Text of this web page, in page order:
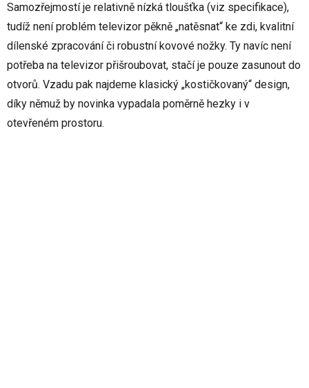
Samozřejmostí je relativně nízká tloušťka (viz specifikace),
tudíž není problém televizor pěkně „natěsnat“ ke zdi, kvalitní
dílenské zpracování či robustní kovové nožky. Ty navíc není
potřeba na televizor přišroubovat, stačí je pouze zasunout do
otvorů. Vzadu pak najdeme klasický „kostičkovaný“ design,
díky němuž by novinka vypadala poměrně hezky i v
otevřeném prostoru.